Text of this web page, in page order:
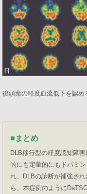
後頭葉の軽度血流低下を認め
■ まとめ
DLB移行型の軽度認知障
的にも定量的にもドパミ
れ、DLBの診断が補強さ
ら、本症例のように